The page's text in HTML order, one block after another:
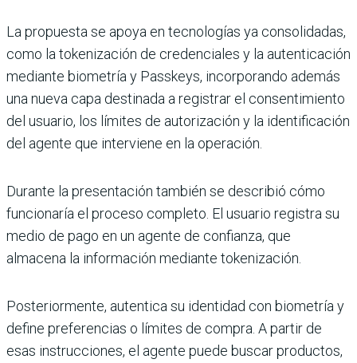
La propuesta se apoya en tecnologías ya consolidadas,
como la tokenización de credenciales y la autenticación
mediante biometría y Passkeys, incorporando además
una nueva capa destinada a registrar el consentimiento
del usuario, los límites de autorización y la identificación
del agente que interviene en la operación.
Durante la presentación también se describió cómo
funcionaría el proceso completo. El usuario registra su
medio de pago en un agente de confianza, que
almacena la información mediante tokenización.
Posteriormente, autentica su identidad con biometría y
define preferencias o límites de compra. A partir de
esas instrucciones, el agente puede buscar productos,